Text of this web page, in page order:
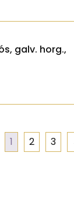
galv. horg.,
1 2 3